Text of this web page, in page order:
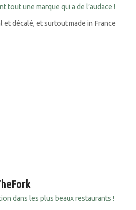
tout une marque qui a de l’audace !
et décalé, et surtout made in France
dans les plus beaux restaurants !